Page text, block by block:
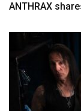
ANTHRAX